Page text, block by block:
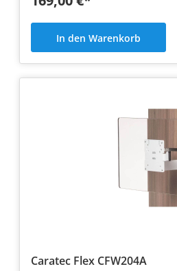
In den Warenkorb
Caratec Flex CFW204A